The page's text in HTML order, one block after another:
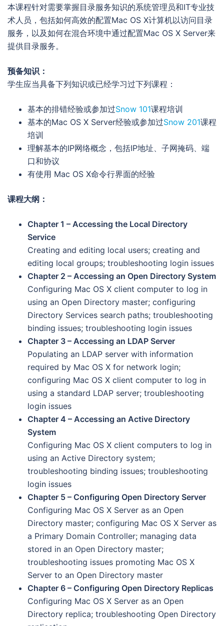
本课程针对需要掌握目录服务知识的系统管理员和IT专业技
术人员，包括如何高效的配置Mac OS X计算机以访问目录
服务，以及如何在混合环境中通过配置Mac OS X Server来
提供目录服务。
预备知识：
学生应当具备下列知识或已经学习过下列课程：
基本的排错经验或参加过Snow 101课程培训
基本的Mac OS X Server经验或参加过Snow 201课程
培训
理解基本的IP网络概念，包括IP地址、子网掩码、端
口和协议
有使用 Mac OS X命令行界面的经验
课程大纲：
Chapter 1 – Accessing the Local Directory
Service
Creating and editing local users; creating and
editing local groups; troubleshooting login issues
Chapter 2 – Accessing an Open Directory System
Configuring Mac OS X client computer to log in
using an Open Directory master; configuring
Directory Services search paths; troubleshooting
binding issues; troubleshooting login issues
Chapter 3 – Accessing an LDAP Server
Populating an LDAP server with information
required by Mac OS X for network login;
configuring Mac OS X client computer to log in
using a standard LDAP server; troubleshooting
login issues
Chapter 4 – Accessing an Active Directory
System
Configuring Mac OS X client computers to log in
using an Active Directory system;
troubleshooting binding issues; troubleshooting
login issues
Chapter 5 – Configuring Open Directory Server
Configuring Mac OS X Server as an Open
Directory master; configuring Mac OS X Server as
a Primary Domain Controller; managing data
stored in an Open Directory master;
troubleshooting issues promoting Mac OS X
Server to an Open Directory master
Chapter 6 – Configuring Open Directory Replicas
Configuring Mac OS X Server as an Open
Directory replica; troubleshooting Open Directory